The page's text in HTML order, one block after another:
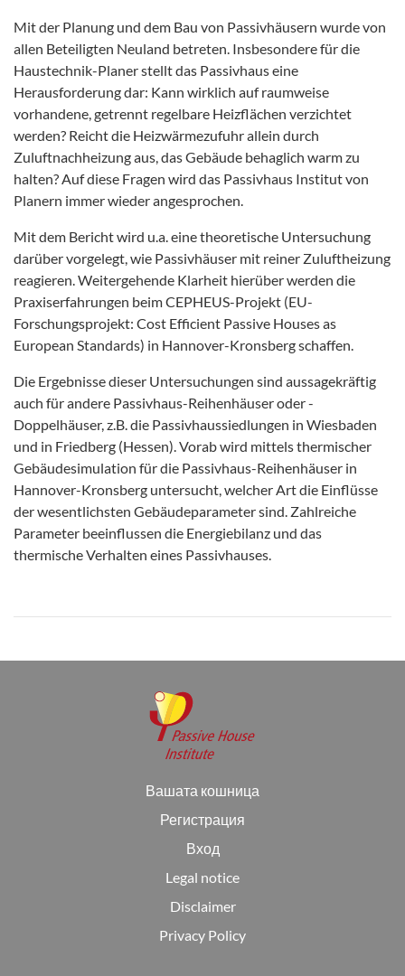
Mit der Planung und dem Bau von Passivhäusern wurde von
allen Beteiligten Neuland betreten. Insbesondere für die
Haustechnik-Planer stellt das Passivhaus eine
Herausforderung dar: Kann wirklich auf raumweise
vorhandene, getrennt regelbare Heizflächen verzichtet
werden? Reicht die Heizwärmezufuhr allein durch
Zuluftnachheizung aus, das Gebäude behaglich warm zu
halten? Auf diese Fragen wird das Passivhaus Institut von
Planern immer wieder angesprochen.
Mit dem Bericht wird u.a. eine theoretische Untersuchung
darüber vorgelegt, wie Passivhäuser mit reiner Zuluftheizung
reagieren. Weitergehende Klarheit hierüber werden die
Praxiserfahrungen beim CEPHEUS-Projekt (EU-
Forschungsprojekt: Cost Efficient Passive Houses as
European Standards) in Hannover-Kronsberg schaffen.
Die Ergebnisse dieser Untersuchungen sind aussagekräftig
auch für andere Passivhaus-Reihenhäuser oder -
Doppelhäuser, z.B. die Passivhaussiedlungen in Wiesbaden
und in Friedberg (Hessen). Vorab wird mittels thermischer
Gebäudesimulation für die Passivhaus-Reihenhäuser in
Hannover-Kronsberg untersucht, welcher Art die Einflüsse
der wesentlichsten Gebäudeparameter sind. Zahlreiche
Parameter beeinflussen die Energiebilanz und das
thermische Verhalten eines Passivhauses.
Вашата кошница
Регистрация
Вход
Legal notice
Disclaimer
Privacy Policy